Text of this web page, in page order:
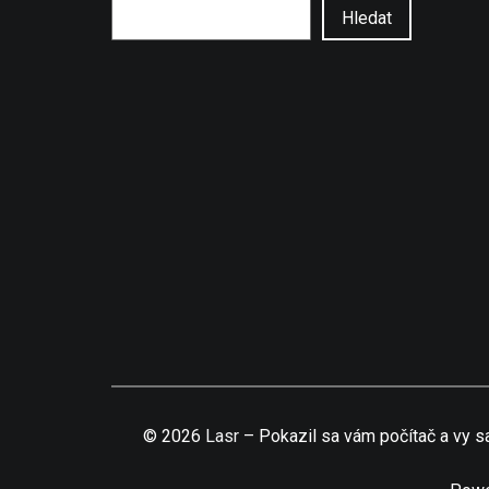
Hledat
© 2026 Lasr– Pokazil sa vám počítač a vy